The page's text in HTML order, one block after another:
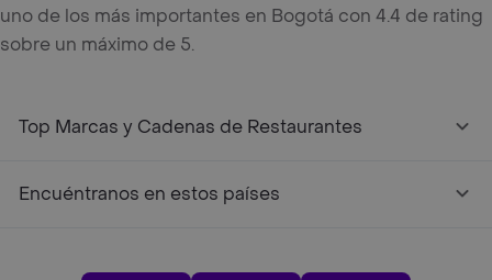
uno de los más importantes en Bogotá con 4.4 de rating
sobre un máximo de 5.
Top Marcas y Cadenas de Restaurantes
Encuéntranos en estos países